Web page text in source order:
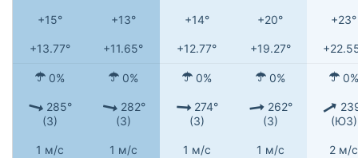
+15° +13° +14° +20° +23°
+13.77° +11.65° +12.77° +19.27°
0% 0% 0% 0% 0%
285°
(З)
282°
(З)
274°
(З)
262°
(З)
(ЮЗ)
1 м/с 1 м/с 1 м/с 1 м/с 2 м/с